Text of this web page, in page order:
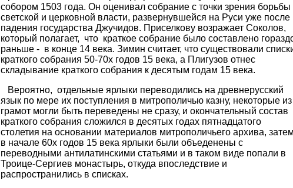
собором 1503 года. Он оценивал собрание с точки зрения борьбы
светской и церковной власти, развернувшейся на Руси уже после
падения государства Джучидов. Приселкову возражает Соколов,
который полагает, что краткое собрание было составлено
раньше - в конце 14 века. Зимин считает, что существовали
краткого собрания 50-70х годов 15 века, а Плигузов отнес
складывание краткого собрания к десятым годам 15 века.
Вероятно, отдельные ярлыки переводились на древнерусский
язык по мере их поступления в митрополичью казну, некоторые из
грамот могли быть переведены не сразу, и окончательный состав
краткого собрания сложился в десятых годах пятнадцатого
столетия на основании материалов митрополичьего архива,
в начале 60х годов 15 века ярлыки были объеденены с
переводными антилатинскими статьями и в таком виде попали в
Троице-Сергиев монастырь, откуда впоследствие и
распространились в списках.